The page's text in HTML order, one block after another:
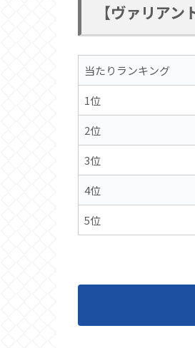
【ヴァリア
当たりランキング
1位
2位
3位
4位
5位